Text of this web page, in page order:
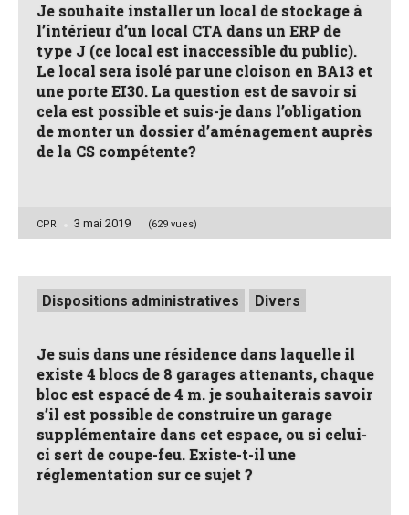
Je souhaite installer un local de stockage à
l’intérieur d’un local CTA dans un ERP de
type J (ce local est inaccessible du public).
Le local sera isolé par une cloison en BA13 et
une porte EI30. La question est de savoir si
cela est possible et suis-je dans l’obligation
de monter un dossier d’aménagement auprès
de la CS compétente?
Posted
CPR 3 mai 2019 (629 vues)
Posted
inDispositions administratives Divers
Je suis dans une résidence dans laquelle il
existe 4 blocs de 8 garages attenants, chaque
bloc est espacé de 4 m. je souhaiterais savoir
s’il est possible de construire un garage
supplémentaire dans cet espace, ou si celui-
ci sert de coupe-feu. Existe-t-il une
réglementation sur ce sujet ?